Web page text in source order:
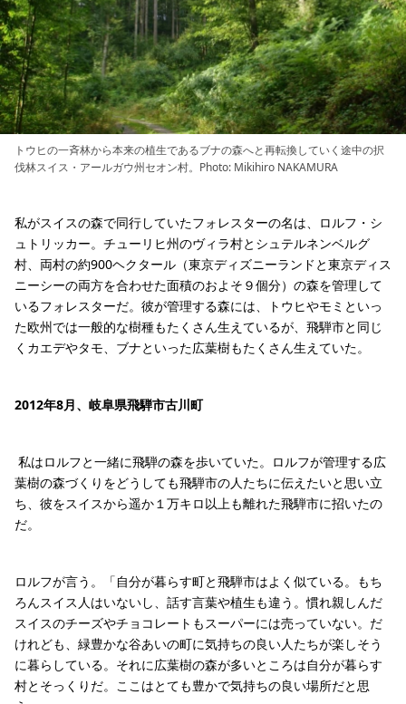
トウヒの一斉林から本来の植生であるブナの森へと再転換していく途中の択
伐林スイス・アールガウ州セオン村。Photo: Mikihiro NAKAMURA
私がスイスの森で同行していたフォレスターの名は、ロルフ・シ
ュトリッカー。チューリヒ州のヴィラ村とシュテルネンベルグ
村、両村の約900ヘクタール（東京ディズニーランドと東京ディス
ニーシーの両方を合わせた面積のおよそ９個分）の森を管理して
いるフォレスターだ。彼が管理する森には、トウヒやモミといっ
た欧州では一般的な樹種もたくさん生えているが、飛騨市と同じ
くカエデやタモ、ブナといった広葉樹もたくさん生えていた。
2012年8月、岐阜県飛騨市古川町
私はロルフと一緒に飛騨の森を歩いていた。ロルフが管理する広
葉樹の森づくりをどうしても飛騨市の人たちに伝えたいと思い立
ち、彼をスイスから遥か１万キロ以上も離れた飛騨市に招いたの
だ。
ロルフが言う。「自分が暮らす町と飛騨市はよく似ている。もち
ろんスイス人はいないし、話す言葉や植生も違う。慣れ親しんだ
スイスのチーズやチョコレートもスーパーには売っていない。だ
けれども、緑豊かな谷あいの町に気持ちの良い人たちが楽しそう
に暮らしている。それに広葉樹の森が多いところは自分が暮らす
村とそっくりだ。ここはとても豊かで気持ちの良い場所だと思